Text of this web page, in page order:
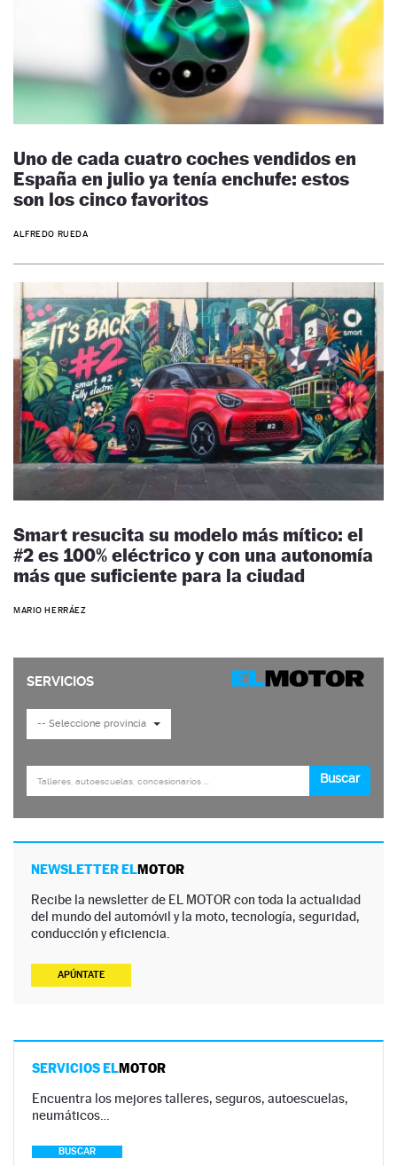
Uno de cada cuatro coches vendidos en
España en julio ya tenía enchufe: estos
son los cinco favoritos
ALFREDO RUEDA
Smart resucita su modelo más mítico: el
#2 es 100% eléctrico y con una autonomía
más que suficiente para la ciudad
MARIO HERRÁEZ
NEWSLETTER ELMOTOR
Recibe la newsletter de EL MOTOR con toda la actualidad
del mundo del automóvil y la moto, tecnología, seguridad,
conducción y eficiencia.
APÚNTATE
SERVICIOS ELMOTOR
Encuentra los mejores talleres, seguros, autoescuelas,
neumáticos…
BUSCAR